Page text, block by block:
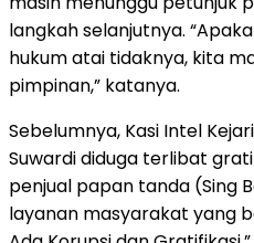
langkah selanjutnya.
hukum atai tidaknya, kita
pimpinan,” katanya.
Sebelumnya, Kasi Intel
Suwardi diduga terlibat
penjual papan tanda (Sing
layanan masyarakat yang